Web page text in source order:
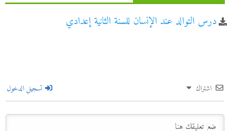
درس التوالد عند الإنسان للسنة الثانية إعدادي
اشتراك تسجيل الدخول